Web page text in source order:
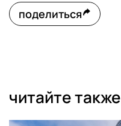
поделиться
читайте также